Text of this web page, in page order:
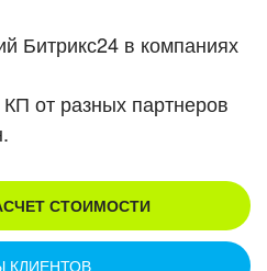
Битрикс24 в компаниях
от разных партнеров
СТОИМОСТИ
КЛИЕНТОВ